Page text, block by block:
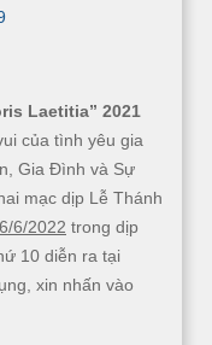
Laetitia” 2021
của tình yêu gia
Gia Đình và Sự
mạc dịp Lễ Thánh
6/2022 trong dịp
10 diễn ra tại
xin nhấn vào